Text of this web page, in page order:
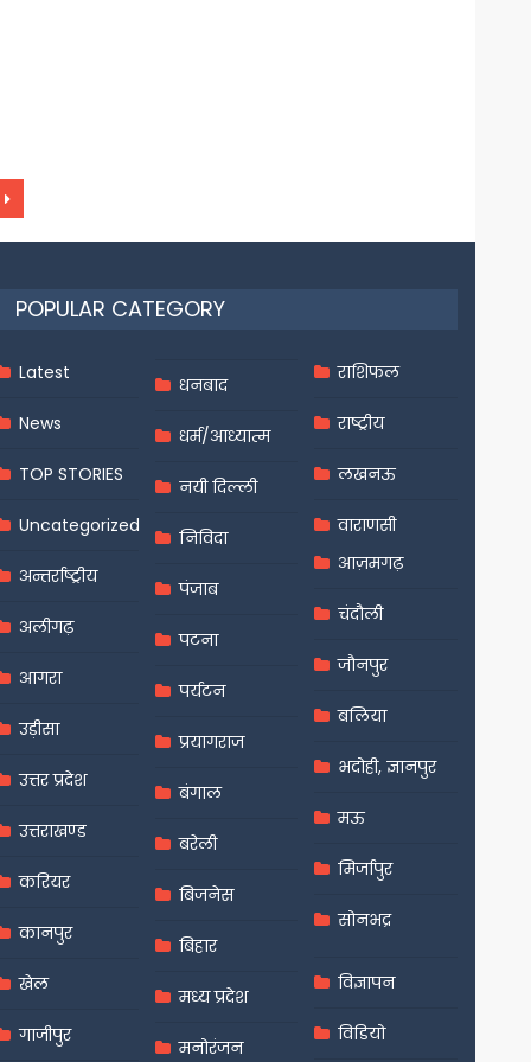
POPULAR CATEGORY
Latest
News
TOP STORIES
Uncategorized
अन्तर्राष्ट्रीय
अलीगढ़
आगरा
उड़ीसा
उत्तर प्रदेश
उत्तराखण्ड
करियर
कानपुर
खेल
गाजीपुर
धनबाद
धर्म/आध्यात्म
नयी दिल्ली
निविदा
पंजाब
पटना
पर्यटन
प्रयागराज
बंगाल
बरेली
बिजनेस
बिहार
मध्य प्रदेश
मनोरंजन
राशिफल
राष्ट्रीय
लखनऊ
वाराणसी
आज़मगढ़
चंदौली
जौनपुर
बलिया
भदोही, ज्ञानपुर
मऊ
मिर्जापुर
सोनभद्र
विज्ञापन
विडियो